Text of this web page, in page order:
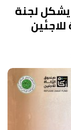
يشكل لجنة